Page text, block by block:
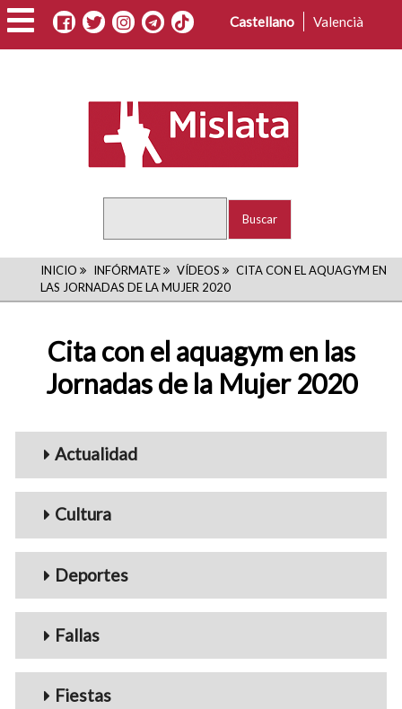
Pasar
al
contenido
Castellano Valencià
RUTA
DE
NAVEGACIÓN
INICIO INFÓRMATE VÍDEOS
CITA CON EL AQUAGYM EN
LAS JORNADAS DE LA MUJER 2020
Cita con el aquagym en las
Jornadas de la Mujer 2020
Menu_Videos
Actualidad
Cultura
Deportes
Fallas
Fiestas